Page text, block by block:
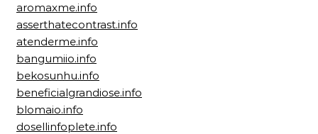
aromaxme.info
asserthatecontrast.info
atenderme.info
bangumiio.info
bekosunhu.info
beneficialgrandiose.info
blomaio.info
dosellinfoplete.info